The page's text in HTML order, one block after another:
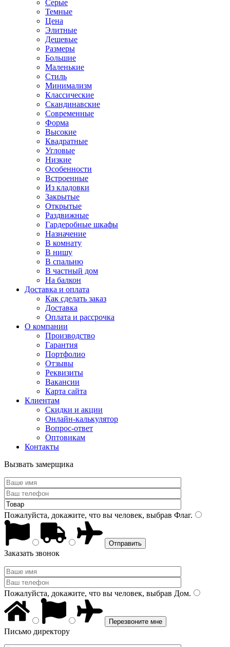
Серые
Темные
Цена
Элитные
Дешевые
Размеры
Большие
Маленькие
Стиль
Минимализм
Классические
Скандинавские
Современные
Форма
Высокие
Квадратные
Угловые
Низкие
Особенности
Встроенные
Из кладовки
Закрытые
Открытые
Раздвижные
Гардеробные шкафы
Назначение
В комнату
В нишу
В спальню
В частный дом
На балкон
Доставка и оплата
Как сделать заказ
Доставка
Оплата и рассрочка
О компании
Производство
Гарантия
Портфолио
Отзывы
Реквизиты
Вакансии
Карта сайта
Клиентам
Скидки и акции
Онлайн-калькулятор
Вопрос-ответ
Оптовикам
Контакты
Вызвать замерщика
Пожалуйста, докажите, что вы человек, выбрав Флаг.
Заказать звонок
Пожалуйста, докажите, что вы человек, выбрав Дом.
Письмо директору